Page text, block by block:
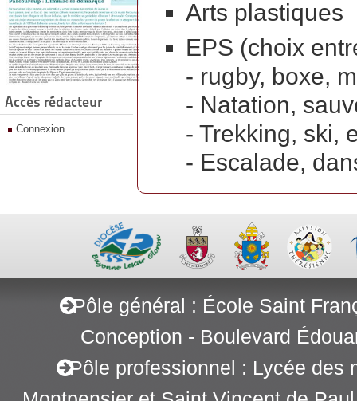
Accès rédacteur
Connexion
Arts plastiques
EPS (choix
- rugby, boxe,
- Natation,
- Trekking, ski,
- Escalade,
Pôle général : École Saint
Conception - Boulevard
Pôle professionnel : Lycée des